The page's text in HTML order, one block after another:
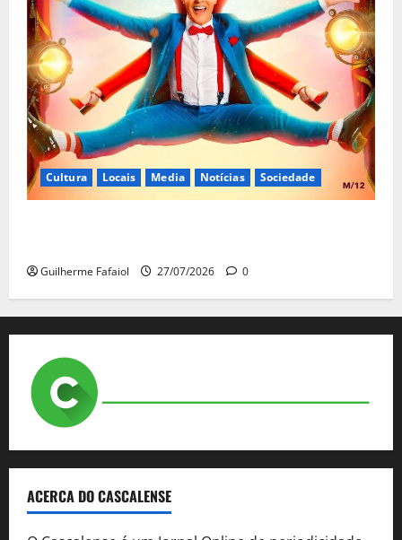
Cultura Locais Media Notícias Sociedade
Guilherme Fafaiol 27/07/2026 0
ACERCA DO CASCALENSE